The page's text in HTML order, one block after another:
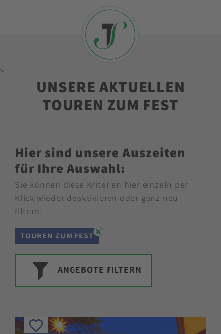
>
UNSERE AKTUELLEN
TOUREN ZUM FEST
Hier sind unsere Auszeiten
für Ihre Auswahl:
Sie können diese Kriterien hier einzeln per
Klick wieder deaktivieren oder ganz neu
filtern.
TOUREN ZUM FEST
ANGEBOTE FILTERN